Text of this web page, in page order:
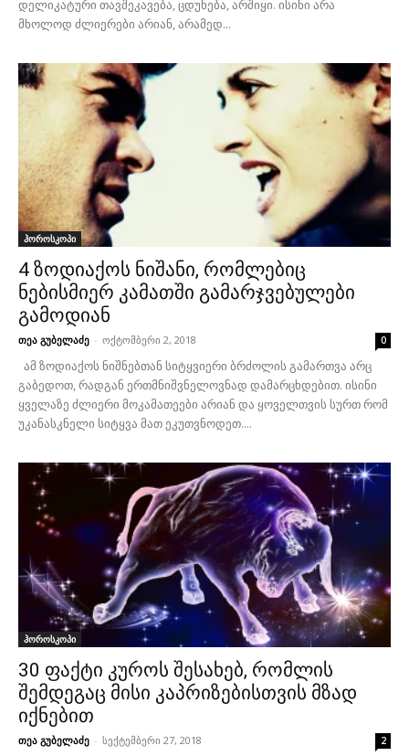
დელიკატური თავშეკავება, ცდუნება, არშიყი. ისინი არა
მხოლოდ ძლიერები არიან, არამედ...
ჰოროსკოპი
4 ზოდიაქოს ნიშანი, რომლებიც
ნებისმიერ კამათში გამარჯვებულები
გამოდიან
თეა გუბელაძე - ოქტომბერი 2, 2018 0
ამ ზოდიაქოს ნიშნებთან სიტყვიერი ბრძოლის გამართვა არც
გაბედოთ, რადგან ერთმნიშვნელოვნად დამარცხდებით. ისინი
ყველაზე ძლიერი მოკამათეები არიან და ყოველთვის სურთ რომ
უკანასკნელი სიტყვა მათ ეკუთვნოდეთ....
ჰოროსკოპი
30 ფაქტი კუროს შესახებ, რომლის
შემდეგაც მისი კაპრიზებისთვის მზად
იქნებით
თეა გუბელაძე - სექტემბერი 27, 2018 2